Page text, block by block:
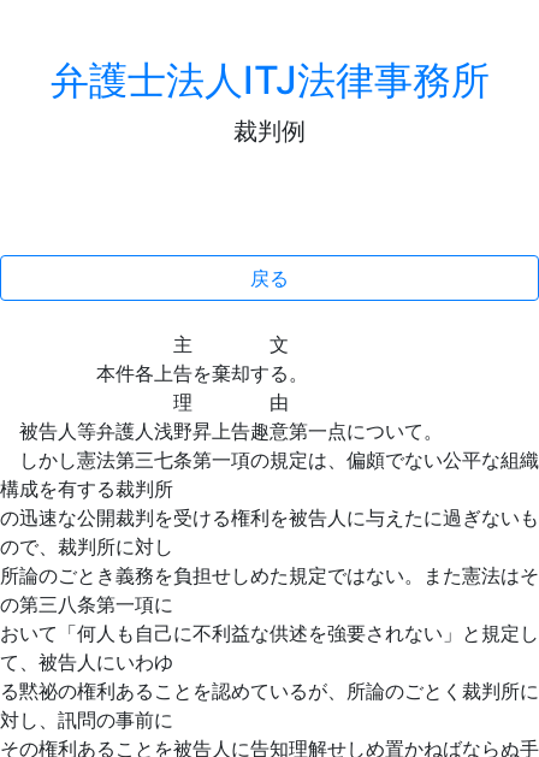
弁護士法人ITJ法律事務所
裁判例
戻る
主 文
本件各上告を棄却する。
理 由
被告人等弁護人浅野昇上告趣意第一点について。
しかし憲法第三七条第一項の規定は、偏頗でない公平な組織
構成を有する裁判所
の迅速な公開裁判を受ける権利を被告人に与えたに過ぎないも
ので、裁判所に対し
所論のごとき義務を負担せしめた規定ではない。また憲法はそ
の第三八条第一項に
おいて「何人も自己に不利益な供述を強要されない」と規定し
て、被告人にいわゆ
る黙祕の権利あることを認めているが、所論のごとく裁判所に
対し、訊問の事前に
その権利あることを被告人に告知理解せしめ置かねばならぬ手